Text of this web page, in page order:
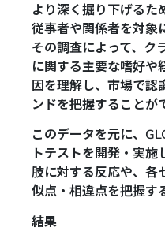
より深く掘り下げる
従事者や関係者を対象
その調査によって、ク
に関する主要な嗜好や
因を理解し、市場で認
ンドを把握することが
このデータを元に、
トテストを開発・実
肢に対する反応や、各
似点・相違点を把握す
結果